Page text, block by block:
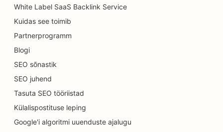
SEO vaipade ja põrandakattematerjalide
kauplustele
SEO Casual Dining restoranidele
SEO kassikohvikutele
SEO kiropraktikutele
SEO puhastusteenuste jaoks
White Label SaaS Backlink Service
Kuidas see toimib
Partnerprogramm
Blogi
SEO sõnastik
SEO juhend
Tasuta SEO tööriistad
Külalispostituse leping
Google'i algoritmi uuenduste ajalugu